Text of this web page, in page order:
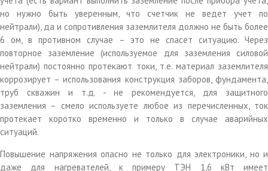
но нужно быть уверенным, что счетчик не ведет учет по
нейтрали), да и сопротивления заземлителя должно не быть более
6 ом, в противном случае – это не спасет ситуацию. Через
повторное заземление (используемое для заземления силовой
нейтрали) постоянно протекают токи, т.е. материал заземлителя
коррозирует – использования конструкция заборов, фундамента,
труб скважин и т.д. - не рекомендуется, для защитного
заземления – смело используете любое из перечисленных, ток
протекает коротко временно и только в случае аварийных
ситуаций.
Повышение напряжения опасно не только для электроники, но и
даже для нагревателей, к примеру ТЭН 1,6 кВт имеет